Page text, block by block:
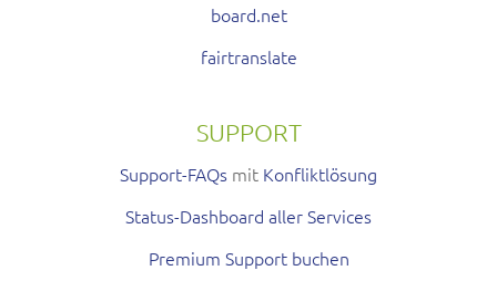
board.net
fairtranslate
SUPPORT
Support-FAQs mit Konfliktlösung
Status-Dashboard aller Services
Premium Support buchen